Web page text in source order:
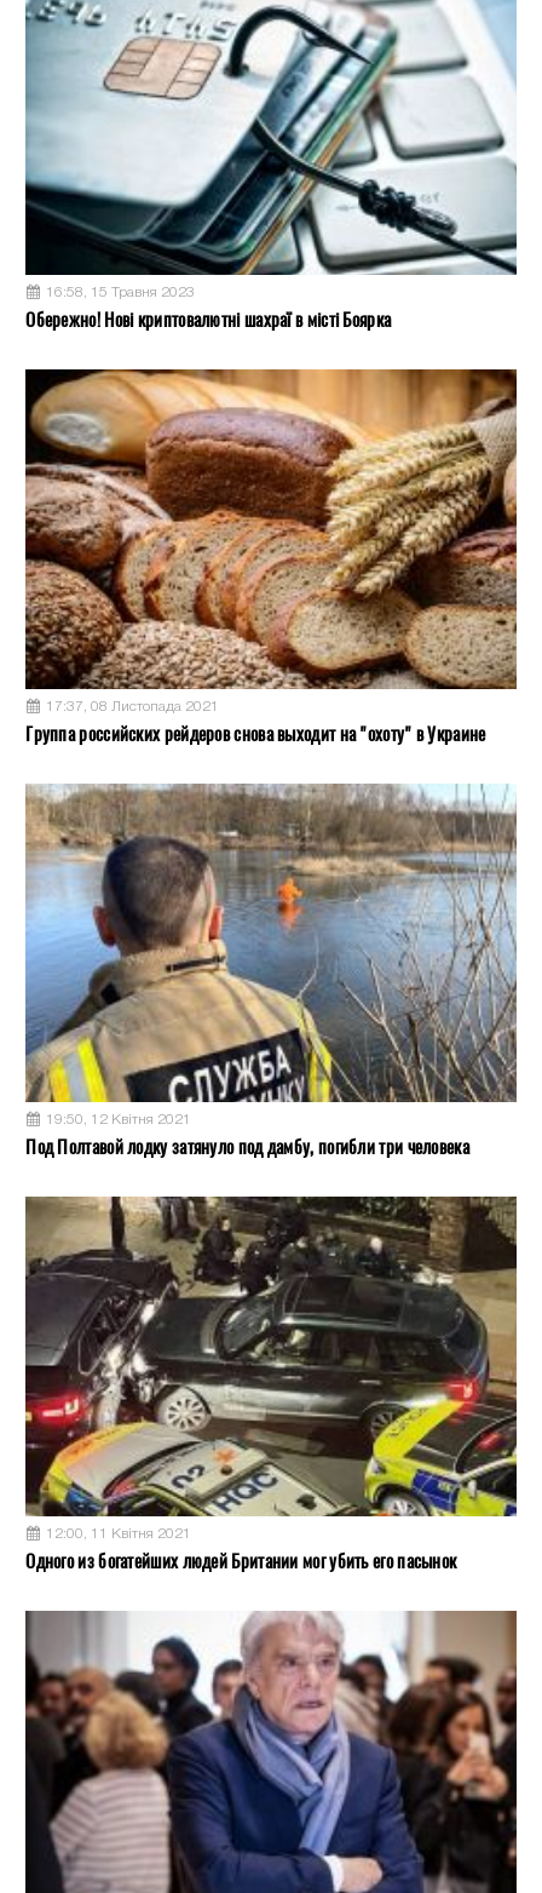
16:58, 15 Травня 2023
Обережно! Нові криптовалютні шахраї в місті Боярка
17:37, 08 Листопада 2021
Группа российских рейдеров снова выходит на "охоту" в Украине
19:50, 12 Квітня 2021
Под Полтавой лодку затянуло под дамбу, погибли три человека
12:00, 11 Квітня 2021
Одного из богатейших людей Британии мог убить его пасынок